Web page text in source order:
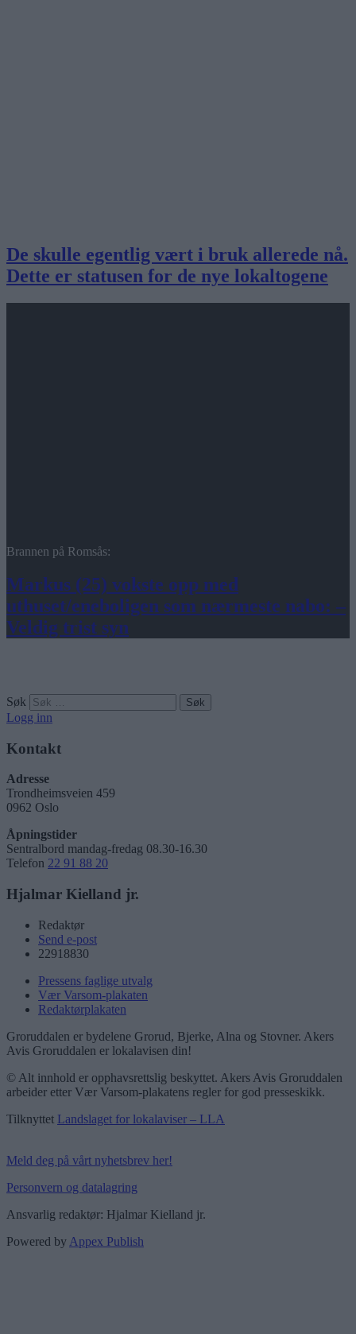
De skulle egentlig vært i bruk allerede nå.
Dette er statusen for de nye lokaltogene
Brannen på Romsås:
Markus (25) vokste opp med
uthuset/eneboligen som nærmeste nabo: –
Veldig trist syn
Søk
Logg inn
Kontakt
Adresse
Trondheimsveien 459
0962 Oslo
Åpningstider
Sentralbord mandag-fredag 08.30-16.30
Telefon 22 91 88 20
Hjalmar Kielland jr.
Redaktør
Send e-post
22918830
Pressens faglige utvalg
Vær Varsom-plakaten
Redaktørplakaten
Groruddalen er bydelene Grorud, Bjerke, Alna og Stovner. Akers
Avis Groruddalen er lokalavisen din!
© Alt innhold er opphavsrettslig beskyttet. Akers Avis Groruddalen
arbeider etter Vær Varsom-plakatens regler for god presseskikk.
Tilknyttet Landslaget for lokalaviser – LLA
Meld deg på vårt nyhetsbrev her!
Personvern og datalagring
Ansvarlig redaktør: Hjalmar Kielland jr.
Powered by Appex Publish